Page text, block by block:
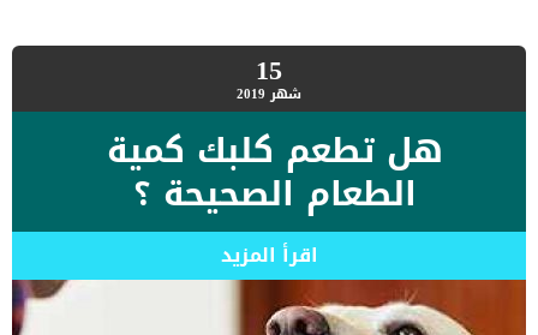
15شهر 2019
هل تطعم كلبك كمية
الطعام الصحيحة ؟
اقرأ المزيد